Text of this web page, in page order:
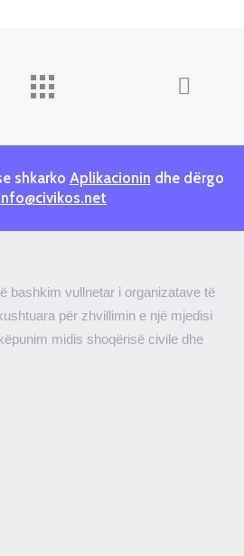
shkarko Aplikacionin dhe dërgo
bashkim vullnetar i organizatave të
për zhvillimin e një mjedisi
midis shoqërisë civile dhe